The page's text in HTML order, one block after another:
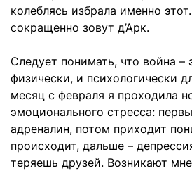
колеблясь избрала именно
сокращенно зовут д’Арк.
Следует понимать, что война –
физически, и психологически
месяц с февраля я проходила
эмоционального стресса:
адреналин, потом приходит
происходит, дальше –
теряешь друзей. Возникают